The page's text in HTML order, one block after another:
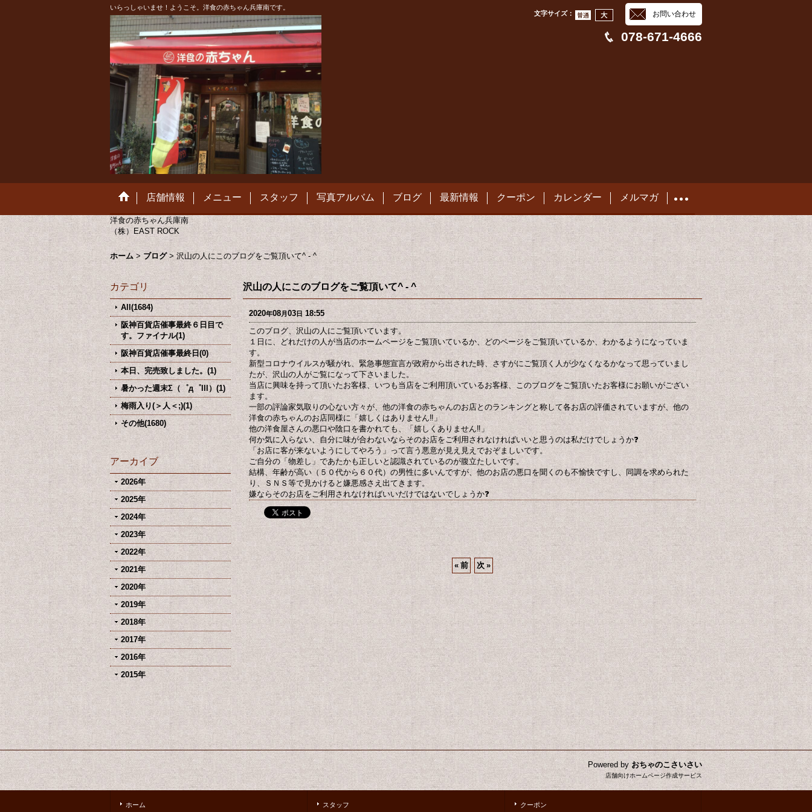
いらっしゃいませ！ようこそ。洋食の赤ちゃん兵庫南です。
お問い合わせ
文字サイズ：
078-671-4666
店舗情報 メニュー スタッフ 写真アルバム ブログ 最新情報 クーポン カレンダー メルマガ
洋食の赤ちゃん兵庫南
（株）EAST ROCK
ホーム > ブログ > 沢山の人にこのブログをご覧頂いて^ - ^
カテゴリ
All(1684)
阪神百貨店催事最終６日目で
す。ファイナル(1)
阪神百貨店催事最終日(0)
本日、完売致しました。(1)
暑かった週末Σ（゜д゜lll）(1)
梅雨入り(＞人＜;)(1)
その他(1680)
アーカイブ
2026年
2025年
2024年
2023年
2022年
2021年
2020年
2019年
2018年
2017年
2016年
2015年
沢山の人にこのブログをご覧頂いて^ - ^
2020年08月03日 18:55
このブログ、沢山の人にご覧頂いています。
１日に、どれだけの人が当店のホームページをご覧頂いているか、どのページをご覧頂いているか、わかるようになっていま
す。
新型コロナウイルスが騒がれ、緊急事態宣言が政府から出された時、さすがにご覧頂く人が少なくなるかなって思っていまし
たが、沢山の人がご覧になって下さいました。
当店に興味を持って頂いたお客様、いつも当店をご利用頂いているお客様、このブログをご覧頂いたお客様にお願いがござい
ます。
一部の評論家気取りの心ない方々が、他の洋食の赤ちゃんのお店とのランキングと称して各お店の評価されていますが、他の
洋食の赤ちゃんのお店同様に「嬉しくはありません‼️」
他の洋食屋さんの悪口や陰口を書かれても、「嬉しくありません‼️」
何か気に入らない、自分に味が合わないならそのお店をご利用されなければいいと思うのは私だけでしょうか❓
「お店に客が来ないようにしてやろう」って言う悪意が見え見えでおぞましいです。
ご自分の「物差し」であたかも正しいと認識されているのが腹立たしいです。
結構、年齢が高い（５０代から６０代）の男性に多いんですが、他のお店の悪口を聞くのも不愉快ですし、同調を求められた
り、ＳＮＳ等で見かけると嫌悪感さえ出てきます。
嫌ならそのお店をご利用されなければいいだけではないでしょうか❓
« 前 次 »
Powered by おちゃのこさいさい
店舗向けホームページ作成サービス
ホーム スタッフ クーポン